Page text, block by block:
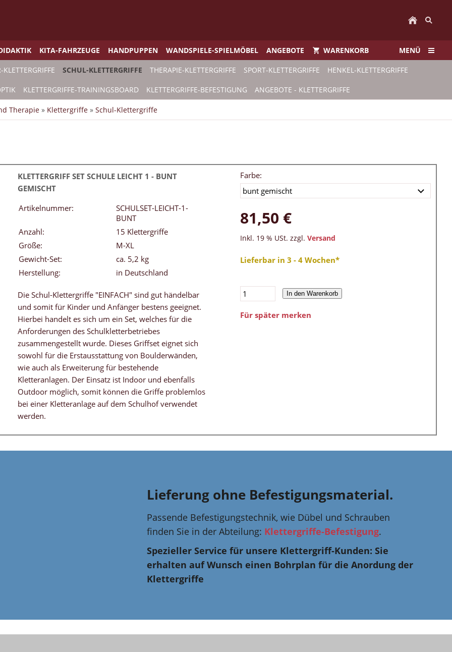
KITA-FAHRZEUGE HANDPUPPEN WANDSPIELE-SPIELMÖBEL ANGEBOTE WARENKORB MENÜ
KLETTERGRIFFE SCHUL-KLETTERGRIFFE THERAPIE-KLETTERGRIFFE SPORT-KLETTERGRIFFE HENKEL-KLETTERGRIFFE
KLETTERGRIFFE-TRAININGSBOARD KLETTERGRIFFE-BEFESTIGUNG ANGEBOTE - KLETTERGRIFFE
Therapie » Klettergriffe » Schul-Klettergriffe
KLETTERGRIFF SET SCHULE LEICHT 1 - BUNT
GEMISCHT
Artikelnummer:
SCHULSET-LEICHT-1-
BUNT
Anzahl:
15 Klettergriffe
Größe:
M-XL
Gewicht-Set:
ca. 5,2 kg
Herstellung:
in Deutschland
Die Schul-Klettergriffe "EINFACH" sind gut händelbar
und somit für Kinder und Anfänger bestens geeignet.
Hierbei handelt es sich um ein Set, welches für die
Anforderungen des Schulkletterbetriebes
zusammengestellt wurde. Dieses Griffset eignet sich
sowohl für die Erstausstattung von Boulderwänden,
wie auch als Erweiterung für bestehende
Kletteranlagen. Der Einsatz ist Indoor und ebenfalls
Outdoor möglich, somit können die Griffe problemlos
bei einer Kletteranlage auf dem Schulhof verwendet
werden.
Farbe:
81,50 €
Inkl. 19 % USt. zzgl. Versand
Lieferbar in 3 - 4 Wochen*
In den Warenkorb
Für später merken
Lieferung ohne Befestigungsmaterial.
Passende Befestigungstechnik, wie Dübel und Schrauben
finden Sie in der Abteilung: Klettergriffe-Befestigung.
Spezieller Service für unsere Klettergriff-Kunden: Sie
erhalten auf Wunsch einen Bohrplan für die Anordung der
Klettergriffe